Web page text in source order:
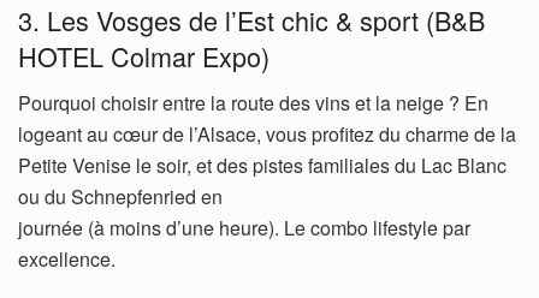
3. Les Vosges de l’Est chic & sport (B&B
HOTEL Colmar Expo)
Pourquoi choisir entre la route des vins et la neige ? En
logeant au cœur de l’Alsace, vous profitez du charme de la
Petite Venise le soir, et des pistes familiales du Lac Blanc
ou du Schnepfenried en
journée (à moins d’une heure). Le combo lifestyle par
excellence.